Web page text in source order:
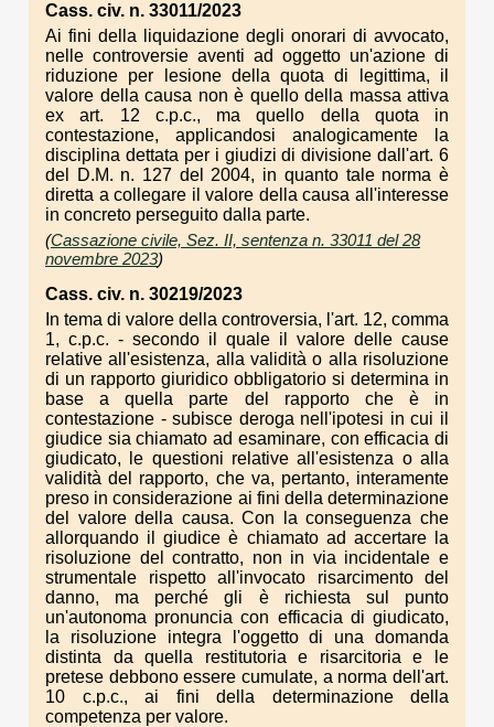
Cass. civ. n. 33011/2023
Ai fini della liquidazione degli onorari di avvocato,
nelle controversie aventi ad oggetto un'azione di
riduzione per lesione della quota di legittima, il
valore della causa non è quello della massa attiva
ex art. 12 c.p.c., ma quello della quota in
contestazione, applicandosi analogicamente la
disciplina dettata per i giudizi di divisione dall'art. 6
del D.M. n. 127 del 2004, in quanto tale norma è
diretta a collegare il valore della causa all'interesse
in concreto perseguito dalla parte.
(Cassazione civile, Sez. II, sentenza n. 33011 del 28
novembre 2023)
Cass. civ. n. 30219/2023
In tema di valore della controversia, l'art. 12, comma
1, c.p.c. - secondo il quale il valore delle cause
relative all'esistenza, alla validità o alla risoluzione
di un rapporto giuridico obbligatorio si determina in
base a quella parte del rapporto che è in
contestazione - subisce deroga nell'ipotesi in cui il
giudice sia chiamato ad esaminare, con efficacia di
giudicato, le questioni relative all'esistenza o alla
validità del rapporto, che va, pertanto, interamente
preso in considerazione ai fini della determinazione
del valore della causa. Con la conseguenza che
allorquando il giudice è chiamato ad accertare la
risoluzione del contratto, non in via incidentale e
strumentale rispetto all'invocato risarcimento del
danno, ma perché gli è richiesta sul punto
un'autonoma pronuncia con efficacia di giudicato,
la risoluzione integra l'oggetto di una domanda
distinta da quella restitutoria e risarcitoria e le
pretese debbono essere cumulate, a norma dell'art.
10 c.p.c., ai fini della determinazione della
competenza per valore.